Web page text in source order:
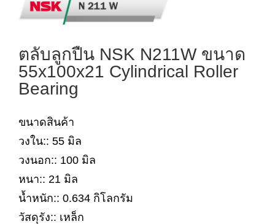
ตลับลูกปืน NSK N211W ขนาด
55x100x21 Cylindrical Roller
Bearing
ขนาดสินค้า
วงใน:: 55 มิล
วงนอก:: 100 มิล
หนา:: 21 มิล
น้ำหนัก:: 0.634 กิโลกรัม
วัสดุรัง:: เหล็ก